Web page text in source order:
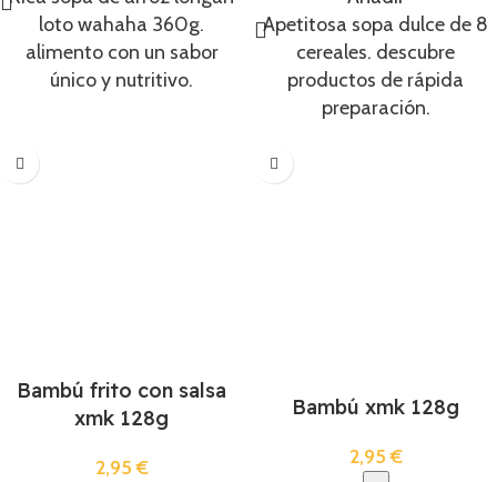
loto wahaha 360g.
alimento con un sabor
único y nutritivo.
Apetitosa sopa dulce de 8
cereales. descubre
productos de rápida
preparación.
Bambú frito con salsa
xmk 128g
2,95€
Bambú xmk 128g
2,95€